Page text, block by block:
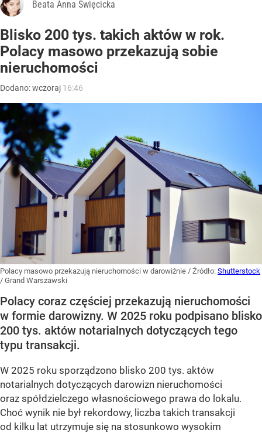
Beata Anna Święcicka
Blisko 200 tys. takich aktów w rok.
Polacy masowo przekazują sobie
nieruchomości
Dodano:wczoraj 16:46
Polacy masowo przekazują nieruchomości w darowiźnie / Źródło: Shutterstock
/ Grand Warszawski
Polacy coraz częściej przekazują nieruchomości
w formie darowizny. W 2025 roku podpisano blisko
200 tys. aktów notarialnych dotyczących tego
typu transakcji.
W 2025 roku sporządzono blisko 200 tys. aktów
notarialnych dotyczących darowizn nieruchomości
oraz spółdzielczego własnościowego prawa do lokalu.
Choć wynik nie był rekordowy, liczba takich transakcji
od kilku lat utrzymuje się na stosunkowo wysokim